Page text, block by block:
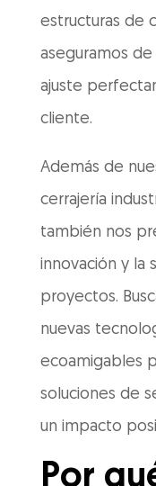
estructuras de
aseguramos
ajuste
cliente.
Además de
cerrajería
también nos
innovación y la
proyectos.
nuevas
ecoamigables
soluciones de
un impacto
Por